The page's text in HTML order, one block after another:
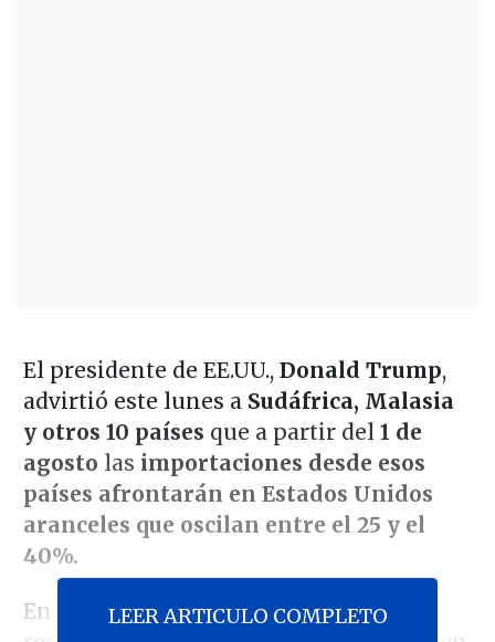
El presidente de EE.UU., Donald Trump,
advirtió este lunes a Sudáfrica, Malasia
y otros 10 países que a partir del 1 de
agosto las importaciones desde esos
países afrontarán en Estados Unidos
aranceles que oscilan entre el 25 y el
40%.
En misivas individuales enviadas a los
LEER ARTICULO COMPLETO